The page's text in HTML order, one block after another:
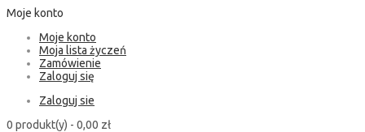
Moje konto
Moje konto
Moja lista życzeń
Zamówienie
Zaloguj się
Zaloguj sie
0 produkt(y) - 0,00 zł